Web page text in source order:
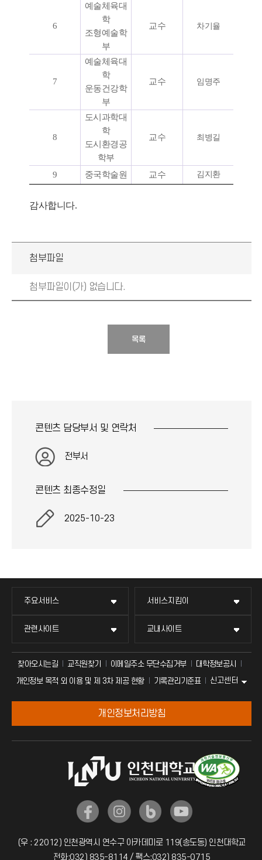
6
예술체육대
학
조형예술학
부
교수 차기율
7
예술체육대
학
운동건강학
부
교수 임명주
8
도시과학대
학
도시환경공
학부
교수 최병길
9 중국학술원 교수 김지환
감사합니다.
첨부파일
첨부파일이(가) 없습니다.
목록
콘텐츠 담당부서 및 연락처
전부서
콘텐츠 최종수정일
2025-10-23
주요서비스 서비스지킴이
관련사이트 교내사이트
찾아오시는길 교직원찾기 이메일주소 무단수집거부
대학정보공시
개인정보 목적 외 이용 및 제 3차 제공 현황
기록관리기준표 신고센터
개인정보처리방침
(우 : 22012) 인천광역시 연수구 아카데미로 119(송도동) 인천대학교
전화:032) 835-8114 / 팩스:032) 835-0715